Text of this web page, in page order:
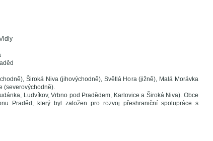
Široká Niva (jihovýchodně), Světlá Hora (jižně), Malá Morávka
(severovýchodně).
Ludvíkov, Vrbno pod Pradědem, Karlovice a Široká Niva). Obce
Praděd, který byl založen pro rozvoj přeshraniční spolupráce s